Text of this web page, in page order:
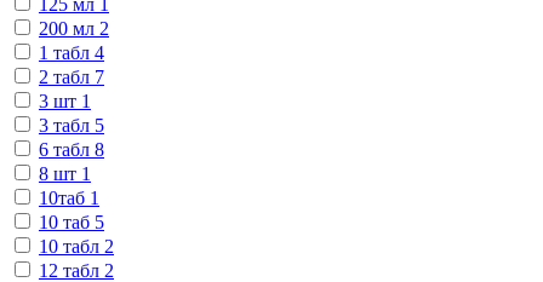
200 мл 2
1 табл 4
2 табл 7
3 шт 1
3 табл 5
6 табл 8
8 шт 1
10таб 1
10 таб 5
10 табл 2
12 табл 2